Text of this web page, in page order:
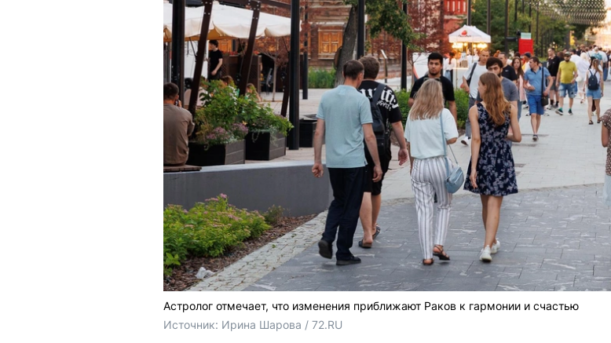
Астролог отмечает, что изменения приближают Раков к гармонии и счастью
Источник: Ирина Шарова / 72.RU